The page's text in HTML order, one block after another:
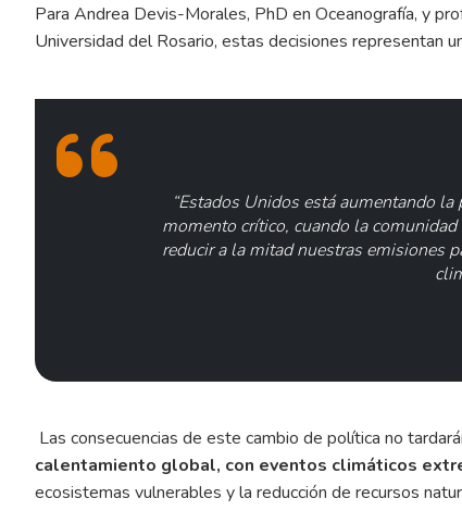
Para Andrea Devis-Morales, PhD en Oceanografía, y
Universidad del Rosario, estas decisiones representan
“Estados Unidos está aumentando
momento crítico, cuando la
reducir a la mitad nuestras emisiones
Las consecuencias de este cambio de política no
calentamiento global, con eventos climáticos
ecosistemas vulnerables y la reducción de recursos